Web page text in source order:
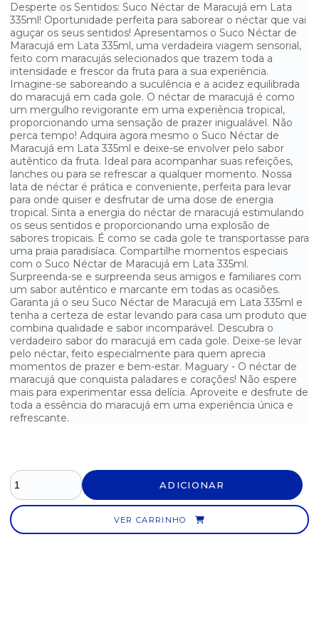
MAGUARY DE UVA 200ML - CAIXA COM 27 UNIDADES
MAGUARY DE UVA LIGHT 200ML - CAIXA COM 27 UNIDADES
SUCO DE ABACAXI MAGUARY 1L - CAIXA C/ 6UN
SUCO DE CAJÚ DAFRUTA 1 LITRO - COM 6 UNIDADES
SUCO DE CAJU MAGUARY 1 L - CAIXA C/ 6UN
SUCO DE GOIABA DAFRUTA 1 LITRO - COM 6 UNIDADES
SUCO DE GOIABA DAFRUTA 200ML - CAIXA COM 27 UNIDADES
SUCO DE GOIABA MAGUARY 1 L - CAIXA C/ 6UN
SUCO DE GOIABA NECTAR DAFRUTA 1 LITRO - CAIXA C/ 6UN
SUCO DE GOIABA NECTAR DAFRUTA 200ML - CAIXA COM 27
UNIDADES
SUCO DE LARANJA DAFRUTA 1 LITRO - COM 6 UNIDADES
SUCO DE LARANJA DAFRUTA 200ML - CAIXA COM 27 UNIDADES
SUCO DE LARANJA MAGUARY 1 L - CAIXA C/ 6UN
SUCO DE MAÇA 100% NATURAL S/ AÇUCAR YAKUT 200ML- CAIXA
C/ 27UN
SUCO DE MANGA DAFRUTA 1 LITRO - COM 6 UNIDADES
UNIDADES
Desperte os Sentidos: Suco Néctar de Maracujá em Lata
335ml! Oportunidade perfeita para saborear o néctar que vai
aguçar os seus sentidos! Apresentamos o Suco Néctar de
Maracujá em Lata 335ml, uma verdadeira viagem sensorial,
feito com maracujás selecionados que trazem toda a
intensidade e frescor da fruta para a sua experiência.
Imagine-se saboreando a suculência e a acidez equilibrada
do maracujá em cada gole. O néctar de maracujá é como
um mergulho revigorante em uma experiência tropical,
proporcionando uma sensação de prazer inigualável. Não
perca tempo! Adquira agora mesmo o Suco Néctar de
Maracujá em Lata 335ml e deixe-se envolver pelo sabor
autêntico da fruta. Ideal para acompanhar suas refeições,
lanches ou para se refrescar a qualquer momento. Nossa
lata de néctar é prática e conveniente, perfeita para levar
para onde quiser e desfrutar de uma dose de energia
tropical. Sinta a energia do néctar de maracujá estimulando
os seus sentidos e proporcionando uma explosão de
sabores tropicais. É como se cada gole te transportasse para
uma praia paradisíaca. Compartilhe momentos especiais
com o Suco Néctar de Maracujá em Lata 335ml.
Surpreenda-se e surpreenda seus amigos e familiares com
um sabor autêntico e marcante em todas as ocasiões.
Garanta já o seu Suco Néctar de Maracujá em Lata 335ml e
tenha a certeza de estar levando para casa um produto que
combina qualidade e sabor incomparável. Descubra o
verdadeiro sabor do maracujá em cada gole. Deixe-se levar
pelo néctar, feito especialmente para quem aprecia
momentos de prazer e bem-estar. Maguary - O néctar de
maracujá que conquista paladares e corações! Não espere
mais para experimentar essa delícia. Aproveite e desfrute de
toda a essência do maracujá em uma experiência única e
refrescante.
ADICIONAR
VER CARRINHO